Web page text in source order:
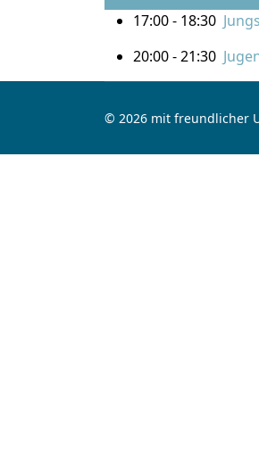
17:00 - 18:30
20:00 - 21:30
© 2026 mit freundlicher